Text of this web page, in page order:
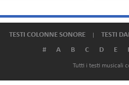
TESTI COLONNE SONORE TESTI
#
A B C D E
Tutti i testi musicali